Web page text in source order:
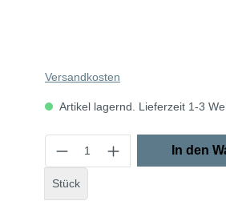
Versandkosten
Artikel lagernd. Lieferzeit 1-3
Stück
In den